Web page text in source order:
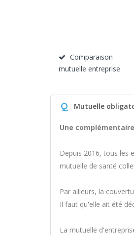
Comparaison
mutuelle entreprise
Q Mutuelle
Une
Depuis 2016, tous les
mutuelle de santé
Par ailleurs, la
Il faut qu'elle ait été
La mutuelle